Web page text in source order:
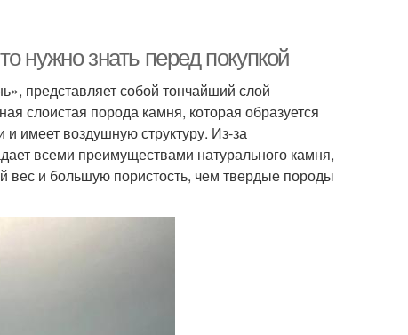
нужно знать перед покупкой
представляет собой тончайший слой
слоистая порода камня, которая образуется
имеет воздушную структуру. Из-за
всеми преимуществами натурального камня,
вес и большую пористость, чем твердые породы